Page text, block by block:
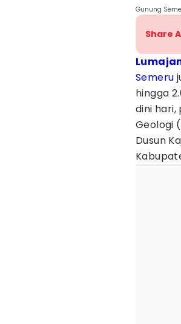
Gunung
Share
Semeru
hingga
dini hari,
Geologi
Dusun